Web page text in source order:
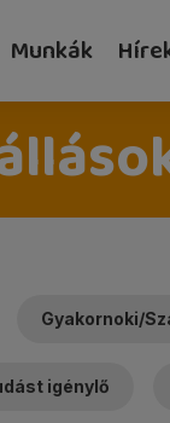
Munkák
Gyakornoki/
igénylő